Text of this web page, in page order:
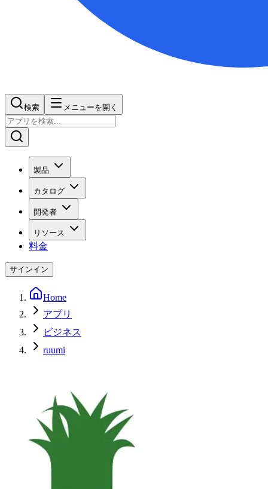
検索 メニューを開く
製品
カタログ
開発者
リソース
料金
サインイン
Home
アプリ
ビジネス
ruumi